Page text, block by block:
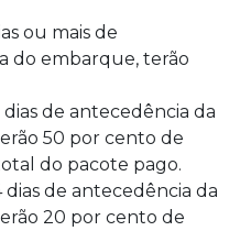
ou mais de
do embarque, terão
dias de antecedência da
50 por cento de
do pacote pago.
dias de antecedência da
20 por cento de